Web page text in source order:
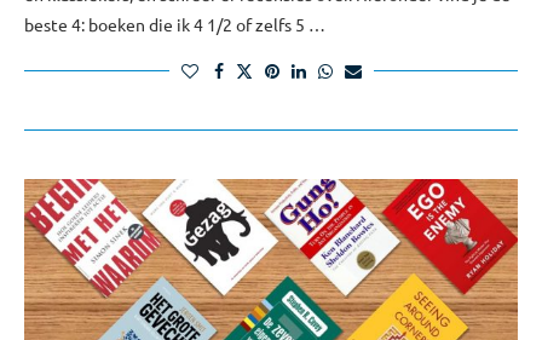
beste 4: boeken die ik 4 1/2 of zelfs 5 …